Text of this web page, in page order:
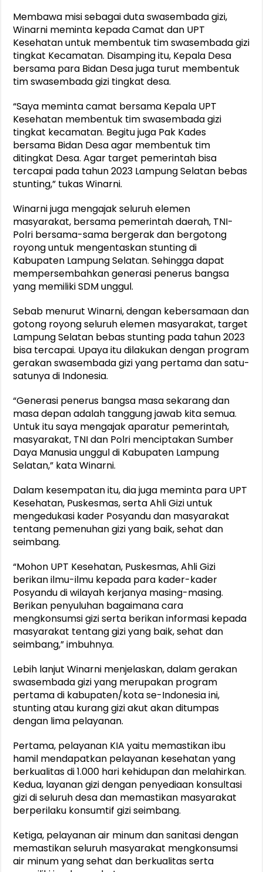
Membawa misi sebagai duta swasembada gizi,
Winarni meminta kepada Camat dan UPT
Kesehatan untuk membentuk tim swasembada gizi
tingkat Kecamatan. Disamping itu, Kepala Desa
bersama para Bidan Desa juga turut membentuk
tim swasembada gizi tingkat desa.
“Saya meminta camat bersama Kepala UPT
Kesehatan membentuk tim swasembada gizi
tingkat kecamatan. Begitu juga Pak Kades
bersama Bidan Desa agar membentuk tim
ditingkat Desa. Agar target pemerintah bisa
tercapai pada tahun 2023 Lampung Selatan bebas
stunting,” tukas Winarni.
Winarni juga mengajak seluruh elemen
masyarakat, bersama pemerintah daerah, TNI-
Polri bersama-sama bergerak dan bergotong
royong untuk mengentaskan stunting di
Kabupaten Lampung Selatan. Sehingga dapat
mempersembahkan generasi penerus bangsa
yang memiliki SDM unggul.
Sebab menurut Winarni, dengan kebersamaan dan
gotong royong seluruh elemen masyarakat, target
Lampung Selatan bebas stunting pada tahun 2023
bisa tercapai. Upaya itu dilakukan dengan program
gerakan swasembada gizi yang pertama dan satu-
satunya di Indonesia.
“Generasi penerus bangsa masa sekarang dan
masa depan adalah tanggung jawab kita semua.
Untuk itu saya mengajak aparatur pemerintah,
masyarakat, TNI dan Polri menciptakan Sumber
Daya Manusia unggul di Kabupaten Lampung
Selatan,” kata Winarni.
Dalam kesempatan itu, dia juga meminta para UPT
Kesehatan, Puskesmas, serta Ahli Gizi untuk
mengedukasi kader Posyandu dan masyarakat
tentang pemenuhan gizi yang baik, sehat dan
seimbang.
“Mohon UPT Kesehatan, Puskesmas, Ahli Gizi
berikan ilmu-ilmu kepada para kader-kader
Posyandu di wilayah kerjanya masing-masing.
Berikan penyuluhan bagaimana cara
mengkonsumsi gizi serta berikan informasi kepada
masyarakat tentang gizi yang baik, sehat dan
seimbang,” imbuhnya.
Lebih lanjut Winarni menjelaskan, dalam gerakan
swasembada gizi yang merupakan program
pertama di kabupaten/kota se-Indonesia ini,
stunting atau kurang gizi akut akan ditumpas
dengan lima pelayanan.
Pertama, pelayanan KIA yaitu memastikan ibu
hamil mendapatkan pelayanan kesehatan yang
berkualitas di 1.000 hari kehidupan dan melahirkan.
Kedua, layanan gizi dengan penyediaan konsultasi
gizi di seluruh desa dan memastikan masyarakat
berperilaku konsumtif gizi seimbang.
Ketiga, pelayanan air minum dan sanitasi dengan
memastikan seluruh masyarakat mengkonsumsi
air minum yang sehat dan berkualitas serta